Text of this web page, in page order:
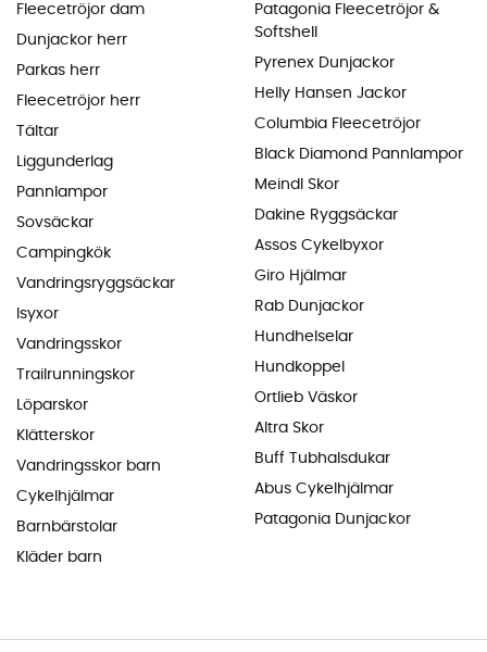
Fleecetröjor dam
Dunjackor herr
Parkas herr
Fleecetröjor herr
Tältar
Liggunderlag
Pannlampor
Sovsäckar
Campingkök
Vandringsryggsäckar
Isyxor
Vandringsskor
Trailrunningskor
Löparskor
Klätterskor
Vandringsskor barn
Cykelhjälmar
Barnbärstolar
Kläder barn
Patagonia Fleecetröjor &
Softshell
Pyrenex Dunjackor
Helly Hansen Jackor
Columbia Fleecetröjor
Black Diamond Pannlampor
Meindl Skor
Dakine Ryggsäckar
Assos Cykelbyxor
Giro Hjälmar
Rab Dunjackor
Hundhelselar
Hundkoppel
Ortlieb Väskor
Altra Skor
Buff Tubhalsdukar
Abus Cykelhjälmar
Patagonia Dunjackor